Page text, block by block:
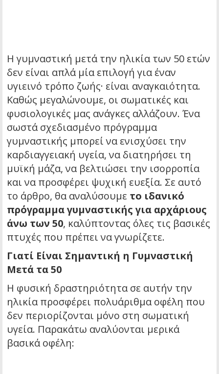
Η γυμναστική μετά την ηλικία των 50 ετών
δεν είναι απλά μία επιλογή για έναν
υγιεινό τρόπο ζωής· είναι αναγκαιότητα.
Καθώς μεγαλώνουμε, οι σωματικές και
φυσιολογικές μας ανάγκες αλλάζουν. Ένα
σωστά σχεδιασμένο πρόγραμμα
γυμναστικής μπορεί να ενισχύσει την
καρδιαγγειακή υγεία, να διατηρήσει τη
μυϊκή μάζα, να βελτιώσει την ισορροπία
και να προσφέρει ψυχική ευεξία. Σε αυτό
το άρθρο, θα αναλύσουμε το ιδανικό
πρόγραμμα γυμναστικής για αρχάριους
άνω των 50, καλύπτοντας όλες τις βασικές
πτυχές που πρέπει να γνωρίζετε.
Γιατί Είναι Σημαντική η Γυμναστική
Μετά τα 50
Η φυσική δραστηριότητα σε αυτήν την
ηλικία προσφέρει πολυάριθμα οφέλη που
δεν περιορίζονται μόνο στη σωματική
υγεία. Παρακάτω αναλύονται μερικά
βασικά οφέλη: